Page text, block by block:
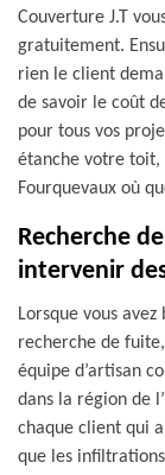
Couverture J.T
gratuitement.
rien le client
de savoir le coût
pour tous vos
étanche votre toit,
Fourquevaux où
Recherche
intervenir
Lorsque vous
recherche de
équipe d’artisan
dans la région de
chaque client qui
que les